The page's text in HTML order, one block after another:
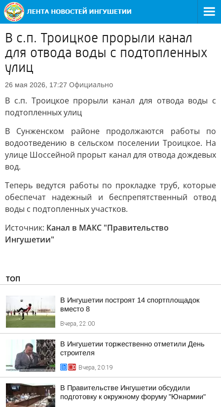
В с.п. Троицкое прорыли канал
для отвода воды с подтопленных
улиц
26 мая 2026, 17:27 Официально
В с.п. Троицкое прорыли канал для отвода воды с
подтопленных улиц
В Сунженском районе продолжаются работы по
водоотведению в сельском поселении Троицкое. На
улице Шоссейной прорыт канал для отвода дождевых
вод.
Теперь ведутся работы по прокладке труб, которые
обеспечат надежный и беспрепятственный отвод
воды с подтопленных участков.
Источник: Канал в МАКС "Правительство
Ингушетии"
ТОП
В Ингушетии построят 14 спортплощадок
вместо 8
Вчера, 22:00
В Ингушетии торжественно отметили День
строителя
Вчера, 20:19
В Правительстве Ингушетии обсудили
подготовку к окружному форуму "Юнармии"